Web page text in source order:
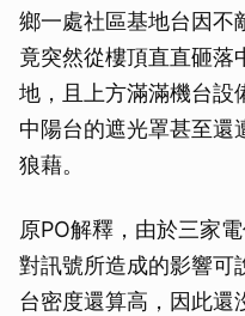
鄉一處社區基地台因不
竟突然從樓頂直直砸落
地，且上方滿滿機台設
中陽台的遮光罩甚至還
狼藉。
原PO解釋，由於三家
對訊號所造成的影響可
台密度還算高，因此還